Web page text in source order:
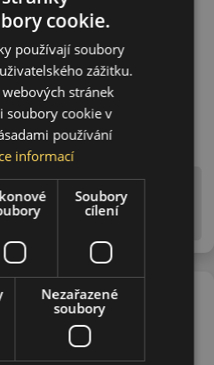
největších výrobců pneumatik
od přelomu 19.-20. století.
jsou pouze
být dodány pneumatiky
platné (předchozí) legislativy.
cookie.
používají soubory
zážitku.
stránek
soubory cookie v
používání
informací
Soubory
cílení
Nezařazené
soubory